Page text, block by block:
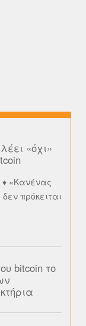
«όχι»
♦ «Κανένας
πρόκειται
bitcoin το